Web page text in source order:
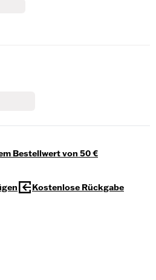
Bestellwert von 50 €
Kostenlose Rückgabe